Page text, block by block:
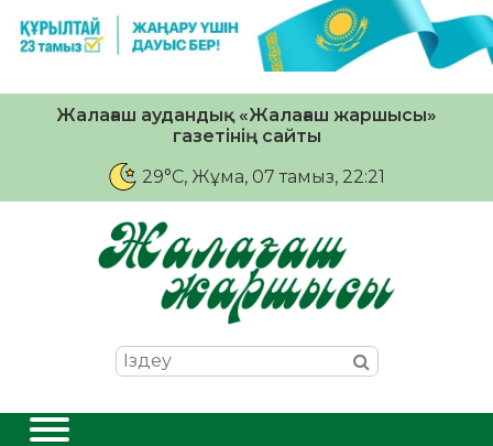
Жалағаш аудандық «Жалағаш жаршысы»
газетінің сайты
29°C, Жұма, 07 тамыз, 22:21